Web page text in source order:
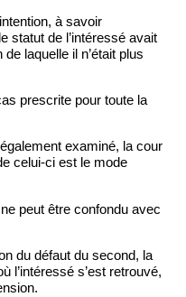
à savoir
statut de l’intéressé avait
laquelle il n’était plus
prescrite pour toute la
examiné, la cour
celui-ci est le mode
peut être confondu avec
du défaut du second, la
l’intéressé s’est retrouvé,